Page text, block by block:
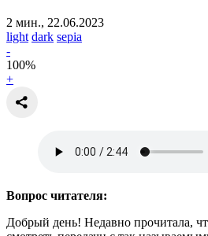
2 мин., 22.06.2023
light dark sepia
-
100%
+
Вопрос читателя:
Добрый день! Недавно прочитала,